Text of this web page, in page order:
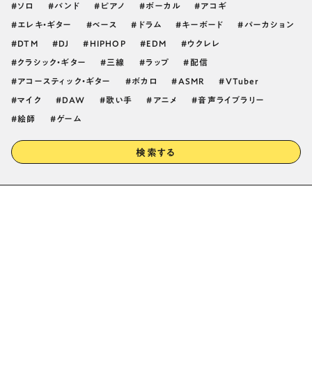
ソロ バンド ピアノ ボーカル アコギ
エレキ・ギター ベース ドラム キーボード パーカション
DTM DJ HIPHOP EDM ウクレレ
クラシック・ギター 三線 ラップ 配信
アコースティック・ギター ボカロ ASMR VTuber
マイク DAW 歌い手 アニメ 音声ライブラリー
絵師 ゲーム
検索する